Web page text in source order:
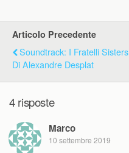
Articolo Precedente
Soundtrack: I Fratelli Sisters
Di Alexandre Desplat
4 risposte
Marco
10 settembre 2019